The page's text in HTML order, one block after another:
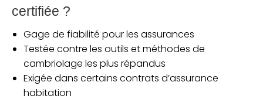
certifiée ?
Gage de fiabilité pour les assurances
Testée contre les outils et méthodes de
cambriolage les plus répandus
Exigée dans certains contrats d’assurance
habitation